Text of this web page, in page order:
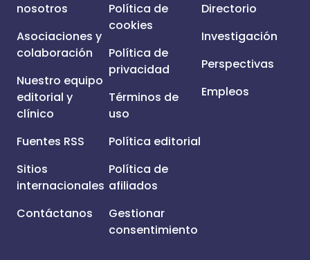
nosotros
Asociaciones y
colaboración
Nuestro equipo
editorial y
clínico
Fuentes RSS
Sitios
internacionales
Contáctanos
Política de
cookies
Política de
privacidad
Términos de
uso
Política editorial
Política de
afiliados
Gestionar
consentimiento
Directorio
Investigación
Perspectivas
Empleos